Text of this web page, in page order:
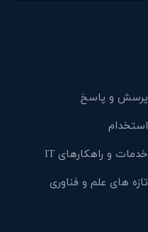
پرسش و پاسخ
استخدام
خدمات و راهکارهای IT
تازه های علم و فناوری